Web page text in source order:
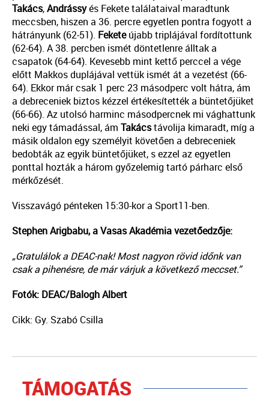
Takács,Andrássyés Fekete találataival maradtunk
meccsben, hiszen a 36. percre egyetlen pontra fogyott a
hátrányunk (62-51). Feketeújabb triplájával fordítottunk
(62-64). A 38. percben ismét döntetlenre álltak a
csapatok (64-64). Kevesebb mint kettő perccel a vége
előtt Makkos duplájával vettük ismét át a vezetést (66-
64). Ekkor már csak 1 perc 23 másodperc volt hátra, ám
a debreceniek biztos kézzel értékesítették a büntetőjüket
(66-66). Az utolsó harminc másodpercnek mi vághattunk
neki egy támadással, ám Takácstávolija kimaradt, míg a
másik oldalon egy személyit követően a debreceniek
bedobták az egyik büntetőjüket, s ezzel az egyetlen
ponttal hozták a három győzelemig tartó párharc első
mérkőzését.
Visszavágó pénteken 15:30-kor a Sport11-ben.
Stephen Arigbabu, a Vasas Akadémia vezetőedzője:
„Gratulálok a DEAC-nak! Most nagyon rövid időnk van
csak a pihenésre, de már várjuk a következő meccset.”
Fotók: DEAC/Balogh Albert
Cikk: Gy. Szabó Csilla
TÁMOGATÁS